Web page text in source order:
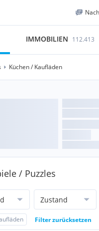
IMMOBILIEN 112.413
Küchen / Kaufläden
/ Puzzles
Zustand
Filter zurücksetzen